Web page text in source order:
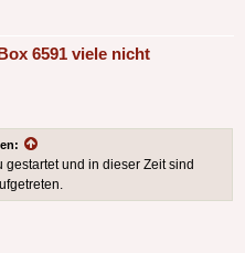
6591 viele nicht
und in dieser Zeit sind